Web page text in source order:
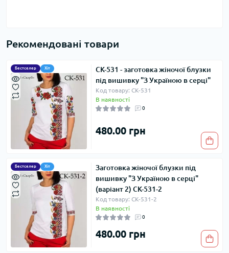
Рекомендовані товари
Бестселер Хіт
СК-531 - заготовка жіночої блузки
під вишивку "З Україною в серці"
Код товару: СК-531
В наявності
0
480.00 грн
Бестселер Хіт
Заготовка жіночої блузки під
вишивку "З Україною в серці"
(варіант 2) СК-531-2
Код товару: СК-531-2
В наявності
0
480.00 грн